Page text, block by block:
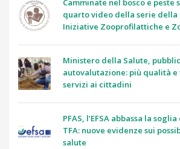
Camminate nel bosco e peste
quarto video della serie della
Iniziative Zooprofilattiche e
Ministero della Salute,
autovalutazione: più qualità
servizi ai cittadini
PFAS, l’EFSA abbassa la
TFA: nuove evidenze sui
salute